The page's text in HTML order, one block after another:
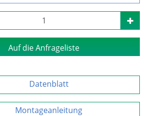
Auf die Anfrageliste
Datenblatt
Montageanleitung